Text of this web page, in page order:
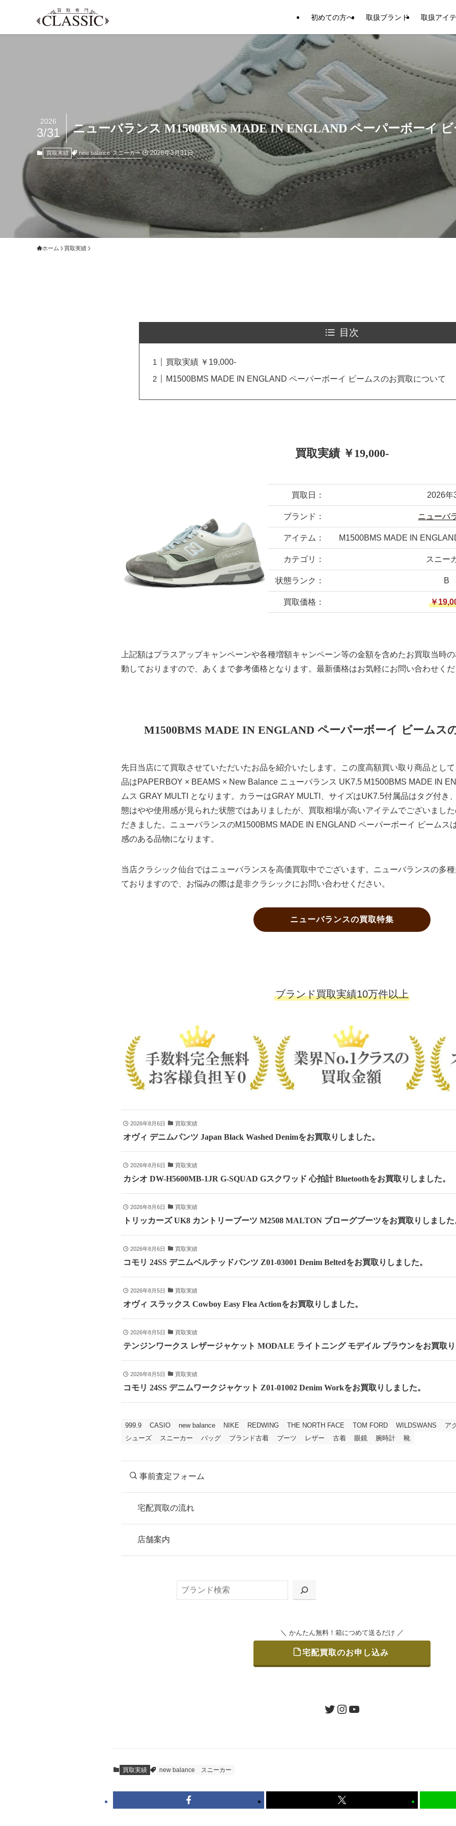
初めての方へ 取扱ブランド 取扱アイ
ニューバランス M1500BMS MADE IN ENGLAND ペーパーボーイ
2026
3/31
買取実績 new balance スニーカー 2026年3月31日
ホーム 買取実績
目次
買取実績 ￥19,000-
M1500BMS MADE IN ENGLAND ペーパーボーイ ビームスのお買取について
買取実績 ￥19,000-
買取日： 2026年
ブランド： ニューバ
アイテム： M1500BMS MADE IN
カテゴリ： スニー
状態ランク： B
買取価格： ￥
上記額はプラスアップキャンペーンや各種増額キャンペーン等の金額を含めたお買取当時
動しておりますので、あくまで参考価格となります。最新価格はお気軽にお問い合わせくだ
M1500BMS MADE IN ENGLAND ペーパーボーイ ビームス
先日当店にて買取させていただいたお品を紹介いたします。この度高額買い取り商品とし
品はPAPERBOY × BEAMS × New Balance ニューバランス UK7.5 M1500BMS MADE IN
ムス GRAY MULTI となります。カラーはGRAY MULTI、サイズはUK7.5付属品はタグ付き
態はやや使用感が見られた状態ではありましたが、買取相場が高いアイテムでございまし
だきました。ニューバランスのM1500BMS MADE IN ENGLAND ペーパーボーイ ビームス
感のある品物になります。
当店クラシック仙台ではニューバランスを高価買取中でございます。ニューバランスの多
ておりますので、お悩みの際は是非クラシックにお問い合わせください。
ニューバランスの買取特集
ブランド買取実績10万件以上
2026年8月6日 買取実績
オヴィ デニムパンツ Japan Black Washed Denimをお買取りしました。
2026年8月6日 買取実績
カシオ DW-H5600MB-1JR G-SQUAD Gスクワッド 心拍計 Bluetoothをお買取りしました。
2026年8月6日 買取実績
トリッカーズ UK8 カントリーブーツ M2508 MALTON ブローグブーツをお買取りしました
2026年8月6日 買取実績
コモリ 24SS デニムベルテッドパンツ Z01-03001 Denim Beltedをお買取りしました。
2026年8月5日 買取実績
オヴィ スラックス Cowboy Easy Flea Actionをお買取りしました。
2026年8月5日 買取実績
テンジンワークス レザージャケット MODALE ライトニング モデイル ブラウンをお買取り
2026年8月5日 買取実績
コモリ 24SS デニムワークジャケット Z01-01002 Denim Workをお買取りしました。
999.9 CASIO new balance NIKE REDWING THE NORTH FACE TOM FORD WILDSWANS ア
シューズ
スニーカー バッグ ブランド古着 ブーツ レザー 古着 眼鏡 腕時計 靴
事前査定フォーム
宅配買取の流れ
お申込み
または梱包材不要の「集荷申込」からお選びいただけます。
箱に売りたいお品をつめて、送るだけで簡単にご利用いただけます。
到着即日に査定いたします。買取金額にご納得いただければ、最短即日の入金が
キャンセルも1点から可能、返送料も無料です。（すべて弊社が負担いたします
かんたん無料！箱につめて送るだけ
店舗案内
＼ かんたん無料！箱につめて送るだけ ／
宅配買取のお申し込み
ツイッターインスタグラムユーチューブ
買取実績 new balance スニーカー